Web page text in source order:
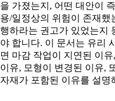
을 가졌는지, 어떤 대안이
용/일정상의 위험이 존재했
행하라는 권고가 있었는지
야 합니다. 이 문서는 유리
면 마감 작업이 지연된 이
이유, 모형이 변경된 이유,
자재가 포함된 이유를 설명